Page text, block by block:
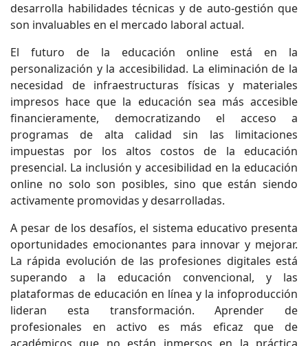
desarrolla habilidades técnicas y de auto-gestión que
son invaluables en el mercado laboral actual.
El futuro de la educación online está en la
personalización y la accesibilidad. La eliminación de la
necesidad de infraestructuras físicas y materiales
impresos hace que la educación sea más accesible
financieramente, democratizando el acceso a
programas de alta calidad sin las limitaciones
impuestas por los altos costos de la educación
presencial. La inclusión y accesibilidad en la educación
online no solo son posibles, sino que están siendo
activamente promovidas y desarrolladas.
A pesar de los desafíos, el sistema educativo presenta
oportunidades emocionantes para innovar y mejorar.
La rápida evolución de las profesiones digitales está
superando a la educación convencional, y las
plataformas de educación en línea y la infoproducción
lideran esta transformación. Aprender de
profesionales en activo es más eficaz que de